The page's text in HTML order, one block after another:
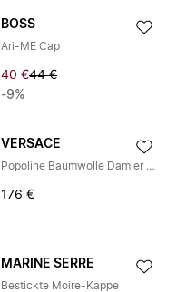
BOSS
Ari-ME Cap
40 €44 €
-9%
VERSACE
Popoline Baumwolle Damier Print+ Hut
176 €
MARINE SERRE
Bestickte Moire-Kappe